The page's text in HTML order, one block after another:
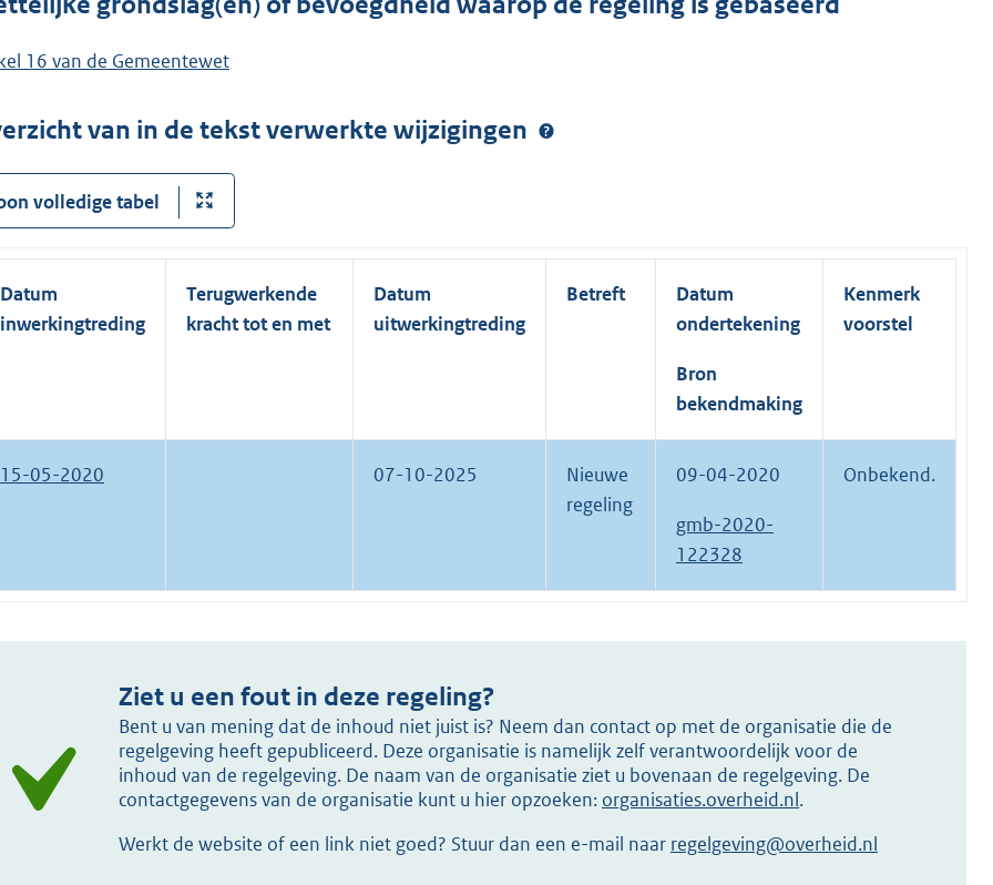
16 van de Gemeentewet
van in de tekst verwerkte wijzigingen
volledige tabel
Datum
inwerkingtreding
Terugwerkende
kracht tot en met
Datum
uitwerkingtreding
Betreft
Datum
ondertekening
Bron
bekendmaking
Kenmerk
voorstel
15-05-2020 07-10-2025
Nieuwe
regeling
09-04-2020
gmb-2020-
122328
Onbekend.
Ziet u een fout in deze regeling?
Bent u van mening dat de inhoud niet juist is? Neem dan contact op met de organisatie die de
regelgeving heeft gepubliceerd. Deze organisatie is namelijk zelf verantwoordelijk voor de
inhoud van de regelgeving. De naam van de organisatie ziet u bovenaan de regelgeving. De
contactgegevens van de organisatie kunt u hier opzoeken: organisaties.overheid.nl.
Werkt de website of een link niet goed? Stuur dan een e-mail naar regelgeving@overheid.nl